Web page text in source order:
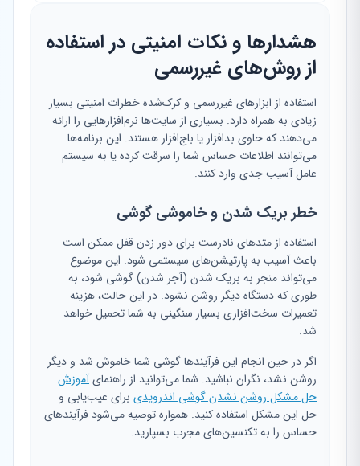
هشدارها و نکات امنیتی در استفاده
از روش‌های غیررسمی
استفاده از ابزارهای غیررسمی و کرک‌شده خطرات امنیتی بسیار
زیادی به همراه دارد. بسیاری از سایت‌ها نرم‌افزارهایی را ارائه
می‌دهند که حاوی بدافزار یا باج‌افزار هستند. این برنامه‌ها
می‌توانند اطلاعات حساس شما را سرقت کرده یا به سیستم
عامل آسیب جدی وارد کنند.
خطر بریک شدن و خاموشی گوشی
استفاده از متدهای نادرست برای دور زدن قفل ممکن است
باعث آسیب به پارتیشن‌های سیستمی شود. این موضوع
می‌تواند منجر به بریک شدن (آجر شدن) گوشی شود، به
طوری که دستگاه دیگر روشن نشود. در این حالت، هزینه
تعمیرات سخت‌افزاری بسیار سنگینی به شما تحمیل خواهد
شد.
اگر در حین انجام این فرآیندها گوشی شما خاموش شد و دیگر
روشن نشد، نگران نباشید. شما می‌توانید از راهنمایآموزش
حل مشکل روشن نشدن گوشی اندرویدی برای عیب‌یابی و
حل این مشکل استفاده کنید. همواره توصیه می‌شود فرآیندهای
حساس را به تکنسین‌های مجرب بسپارید.